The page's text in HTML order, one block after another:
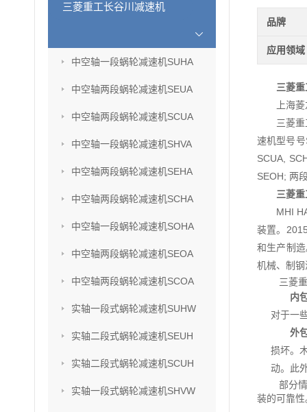
三菱重工长谷川减速机
中空轴一段蜗轮减速机SUHA
中空轴两段蜗轮减速机SEUA
中空轴两段蜗轮减速机SCUA
中空轴一段蜗轮减速机SHVA
中空轴两段蜗轮减速机SEHA
中空轴两段蜗轮减速机SCHA
中空轴一段蜗轮减速机SOHA
中空轴两段蜗轮减速机SEOA
中空轴两段蜗轮减速机SCOA
实轴一段式蜗轮减速机SUHW
实轴二段式蜗轮减速机SEUH
实轴二段式蜗轮减速机SCUH
实轴一段式蜗轮减速机SHVW
品牌
应用领域
三菱
上海
三菱
速机型号
SCUA,
SEOH; 两
三菱
MHI
装置。
和生产制
机械、制
三菱
内
对于一
外
损坏。
动。此
部分
装的可靠性